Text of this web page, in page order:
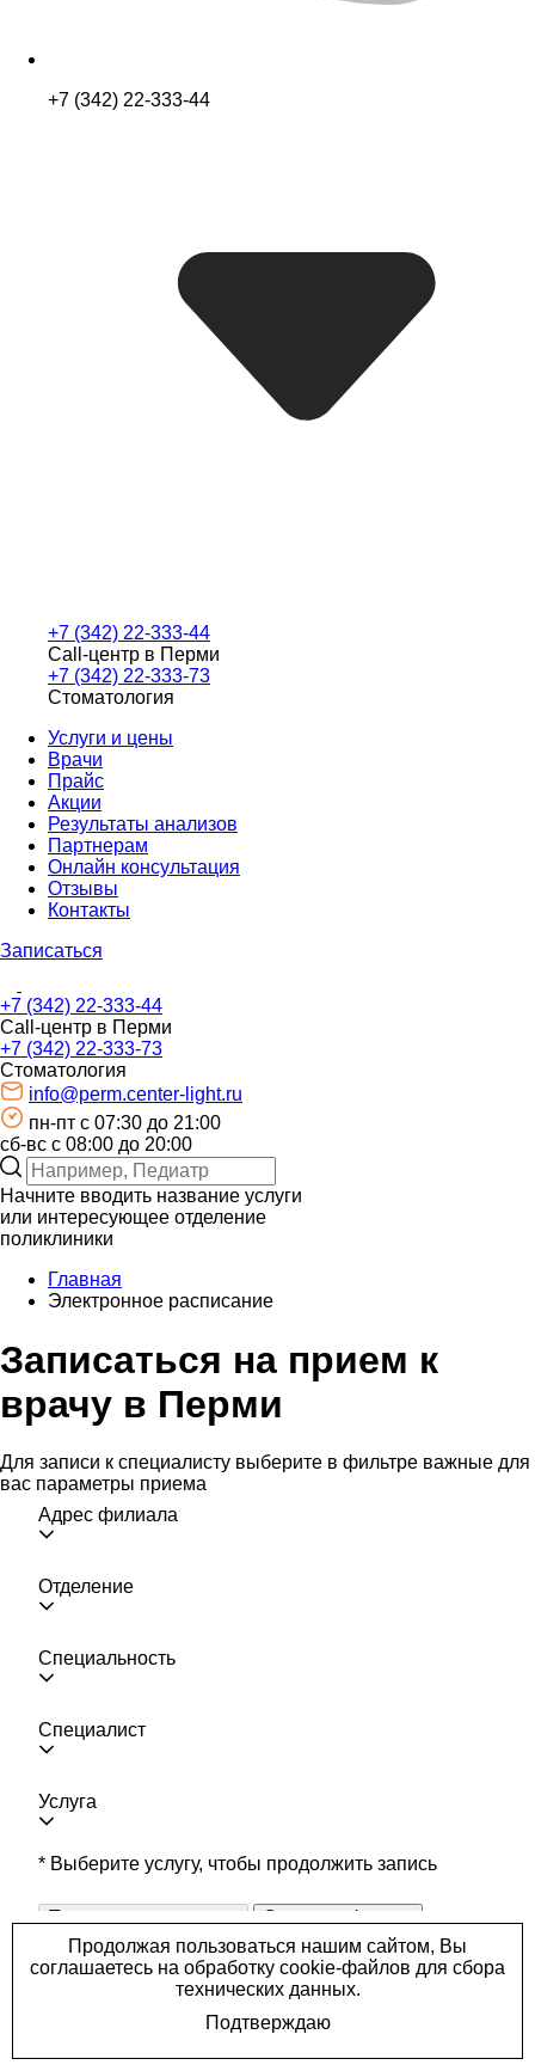
+7 (342) 22-333-44
+7 (342) 22-333-44
Call-центр в Перми
+7 (342) 22-333-73
Стоматология
Услуги и цены
Врачи
Прайс
Акции
Результаты анализов
Партнерам
Онлайн консультация
Отзывы
Контакты
Записаться
+7 (342) 22-333-44
Call-центр в Перми
+7 (342) 22-333-73
Стоматология
info@perm.center-light.ru
пн-пт c 07:30 до 21:00
сб-вс с 08:00 до 20:00
Начните вводить название услуги
или интересующее отделение
поликлиники
Главная
Электронное расписание
Записаться на прием к
врачу в Перми
Для записи к специалисту выберите в фильтре важные для
вас параметры приема
Адрес филиала
Отделение
Специальность
Специалист
Услуга
* Выберите услугу, чтобы продолжить запись
Показать расписание Очистить фильтр